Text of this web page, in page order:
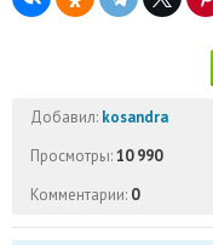
Добавил: kosandra
Просмотры:10 990
Комментарии: 0